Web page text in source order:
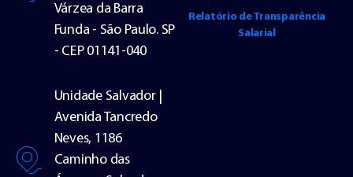
Várzea da Barra
Funda - São Paulo. SP
- CEP 01141-040
Unidade Salvador |
Avenida Tancredo
Neves, 1186
Caminho das
Relatório de Transparência
Salarial